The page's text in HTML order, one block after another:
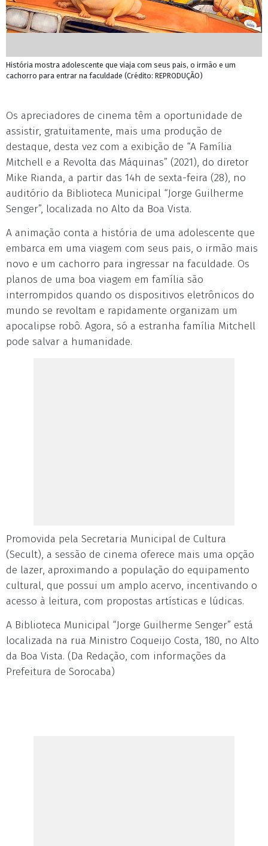
História mostra adolescente que viaja com seus pais, o irmão e um
cachorro para entrar na faculdade (Crédito: REPRODUÇÃO)
Os apreciadores de cinema têm a oportunidade de
assistir, gratuitamente, mais uma produção de
destaque, desta vez com a exibição de “A Família
Mitchell e a Revolta das Máquinas” (2021), do diretor
Mike Rianda, a partir das 14h de sexta-feira (28), no
auditório da Biblioteca Municipal “Jorge Guilherme
Senger”, localizada no Alto da Boa Vista.
A animação conta a história de uma adolescente que
embarca em uma viagem com seus pais, o irmão mais
novo e um cachorro para ingressar na faculdade. Os
planos de uma boa viagem em família são
interrompidos quando os dispositivos eletrônicos do
mundo se revoltam e rapidamente organizam um
apocalipse robô. Agora, só a estranha família Mitchell
pode salvar a humanidade.
Promovida pela Secretaria Municipal de Cultura
(Secult), a sessão de cinema oferece mais uma opção
de lazer, aproximando a população do equipamento
cultural, que possui um amplo acervo, incentivando o
acesso à leitura, com propostas artísticas e lúdicas.
A Biblioteca Municipal “Jorge Guilherme Senger” está
localizada na rua Ministro Coqueijo Costa, 180, no Alto
da Boa Vista. (Da Redação, com informações da
Prefeitura de Sorocaba)